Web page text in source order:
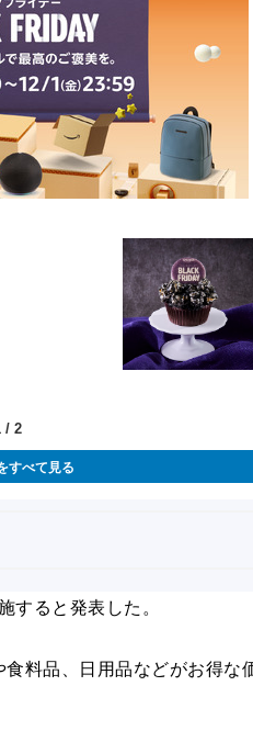
/ 2
すべて見る
ると発表した。
品、日用品などがお得